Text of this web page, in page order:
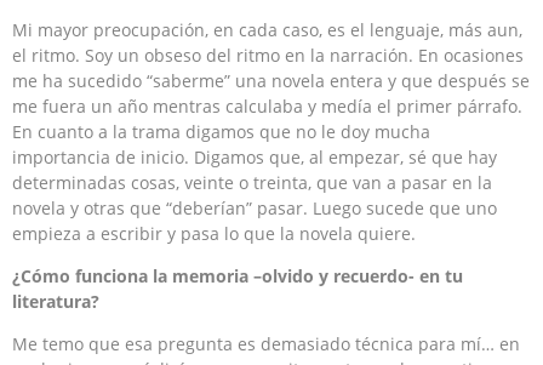
Mi mayor preocupación, en cada caso, es el lenguaje, más aun,
el ritmo. Soy un obseso del ritmo en la narración. En ocasiones
me ha sucedido “saberme” una novela entera y que después se
me fuera un año mentras calculaba y medía el primer párrafo.
En cuanto a la trama digamos que no le doy mucha
importancia de inicio. Digamos que, al empezar, sé que hay
determinadas cosas, veinte o treinta, que van a pasar en la
novela y otras que “deberían” pasar. Luego sucede que uno
empieza a escribir y pasa lo que la novela quiere.
¿Cómo funciona la memoria –olvido y recuerdo- en tu
literatura?
Me temo que esa pregunta es demasiado técnica para mí… en